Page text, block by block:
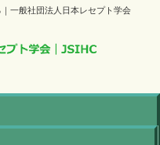
一般社団法人日本レセプト学会